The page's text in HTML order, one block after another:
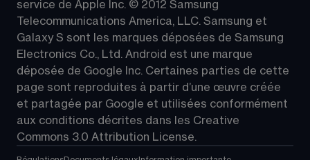
service de Apple Inc. © 2012 Samsung
Telecommunications America, LLC. Samsung et
Galaxy S sont les marques déposées de Samsung
Electronics Co., Ltd. Android est une marque
déposée de Google Inc. Certaines parties de cette
page sont reproduites à partir d’une œuvre créée
et partagée par Google et utilisées conformément
aux conditions décrites dans les Creative
Commons 3.0 Attribution License.